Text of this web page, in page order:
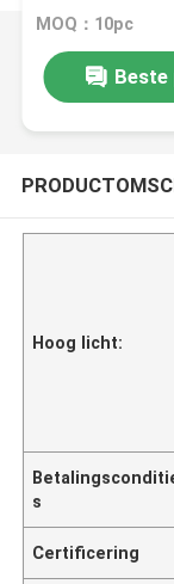
Wear
MOQ：10pc
Beste
Hoog licht:
s
Certificering